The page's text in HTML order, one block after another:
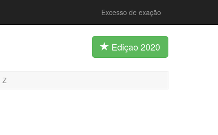
Excesso de exação
Ediçao 2020
Z